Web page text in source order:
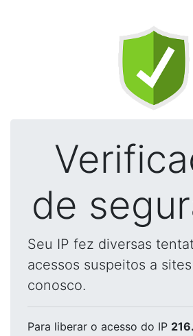
de
Seu IP fez diversas
acessos suspeitos a
conosco.
Para liberar o acesso do IP